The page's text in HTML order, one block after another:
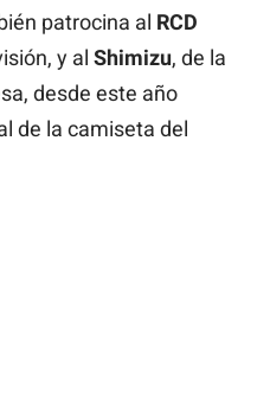
patrocina al RCD
y al Shimizu, de la
desde este año
de la camiseta del